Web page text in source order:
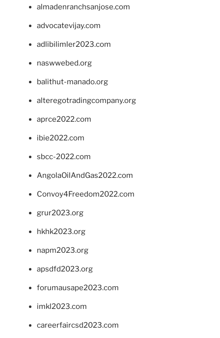
almadenranchsanjose.com
advocatevijay.com
adlibilimler2023.com
naswwebed.org
balithut-manado.org
alteregotradingcompany.org
aprce2022.com
ibie2022.com
sbcc-2022.com
AngolaOilAndGas2022.com
Convoy4Freedom2022.com
grur2023.org
hkhk2023.org
napm2023.org
apsdfd2023.org
forumausape2023.com
imkl2023.com
careerfaircsd2023.com